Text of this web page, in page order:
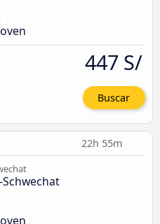
447 S/
Buscar
22h 55m